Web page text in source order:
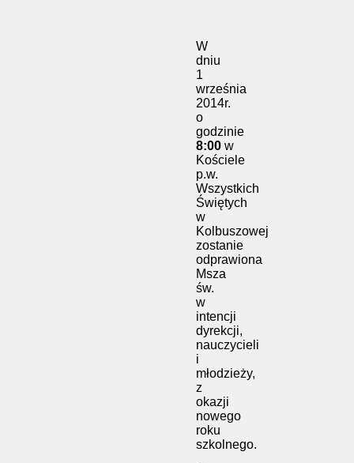
W
dniu
1
września
2014r.
o
godzinie
8:00 w
Kościele
p.w.
Wszystkich
Świętych
w
Kolbuszowej
zostanie
odprawiona
Msza
św.
w
intencji
dyrekcji,
nauczycieli
i
młodzieży,
z
okazji
nowego
roku
szkolnego.